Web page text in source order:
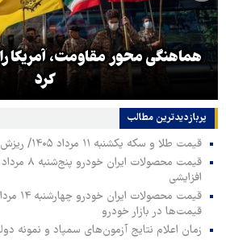
هماهنگی محور مقاومت، آمریکا
کرد
پربازدیدترین‌ مطالب
قیمت طلا و سکه یکشنبه ۱۱ مرداد ۱۴۰۵/ ریزش سنگین سکه امامی
افزایشی
قیمت‌ها در بازار خودرو
زمان اعلام نتایج آزمون‌های سمپاد و